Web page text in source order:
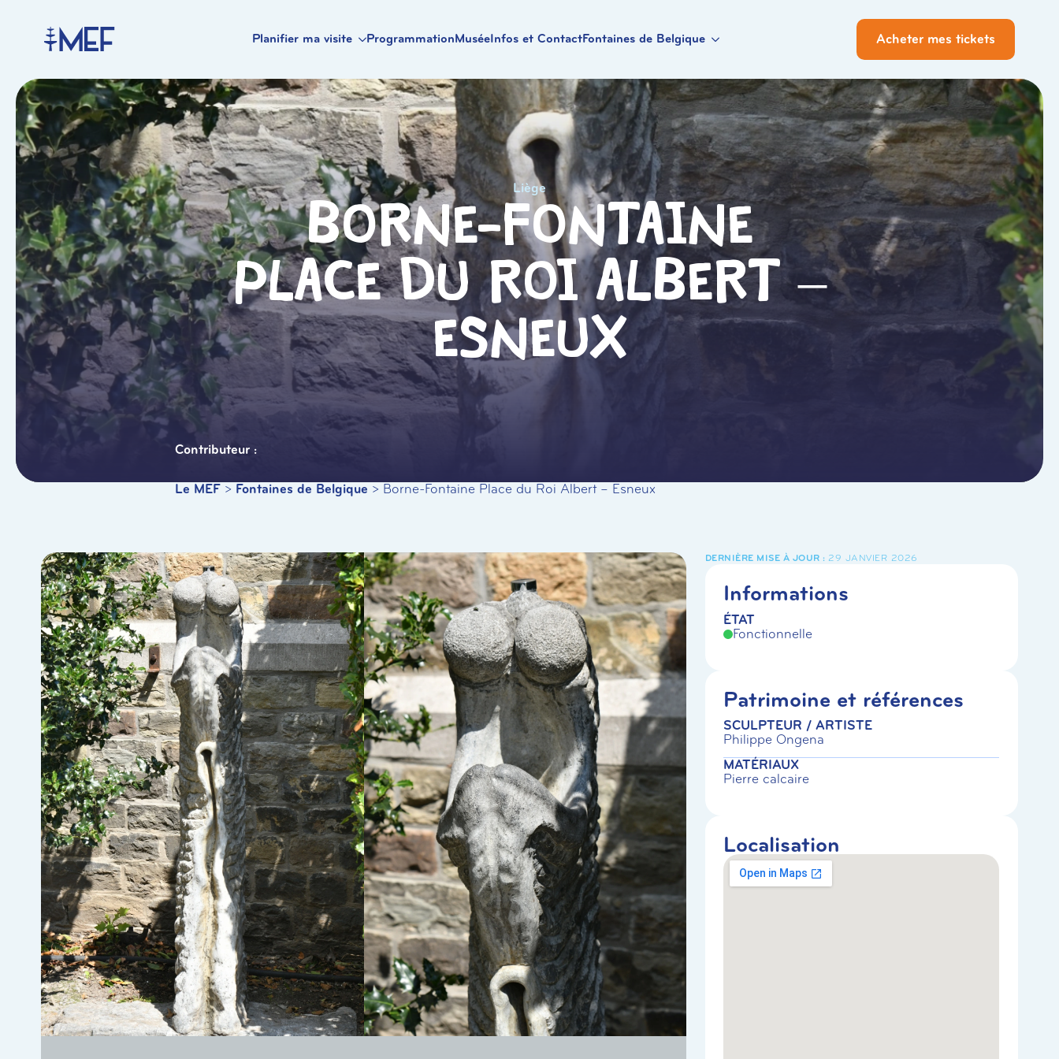
Planifier ma visite ProgrammationMuséeInfos et ContactFontaines de Belgique Acheter mes tickets
Liège
Borne-Fontaine
Place du Roi Albert –
Esneux
Le MEF > Fontaines de Belgique > Borne-Fontaine Place du Roi Albert – Esneux
29 JANVIER 2026
Informations
ÉTAT
Fonctionnelle
Patrimoine et références
SCULPTEUR / ARTISTE
Philippe Ongena
MATÉRIAUX
Pierre calcaire
Localisation